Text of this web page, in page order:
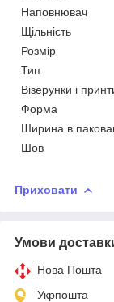
Наповнювач
Щільність
Розмір
Тип
Візерунки і
Форма
Ширина в
Шов
Приховати
Умови
Нова Пошта
Укрпошта